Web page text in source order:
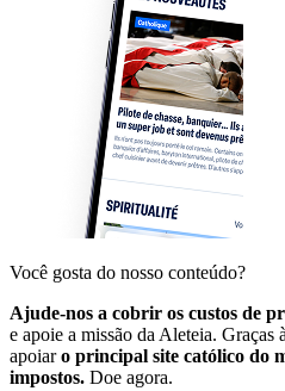
Você gosta do nosso conteúdo?
Ajude-nos a cobrir os custos de
e apoie a missão da Aleteia. Graças
apoiaro principal site católico do
impostos. Doe agora.